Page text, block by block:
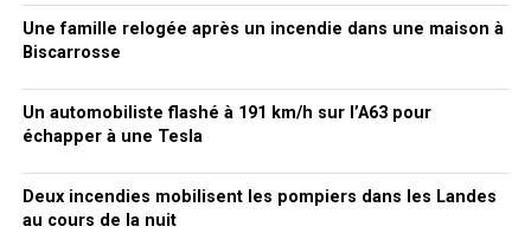
Une famille relogée après un incendie dans une maison à
Biscarrosse
Un automobiliste flashé à 191 km/h sur l’A63 pour
échapper à une Tesla
Deux incendies mobilisent les pompiers dans les Landes
au cours de la nuit